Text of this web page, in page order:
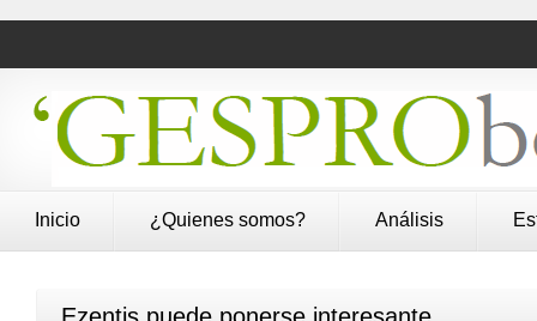
Inicio ¿Quienes somos? Análisis